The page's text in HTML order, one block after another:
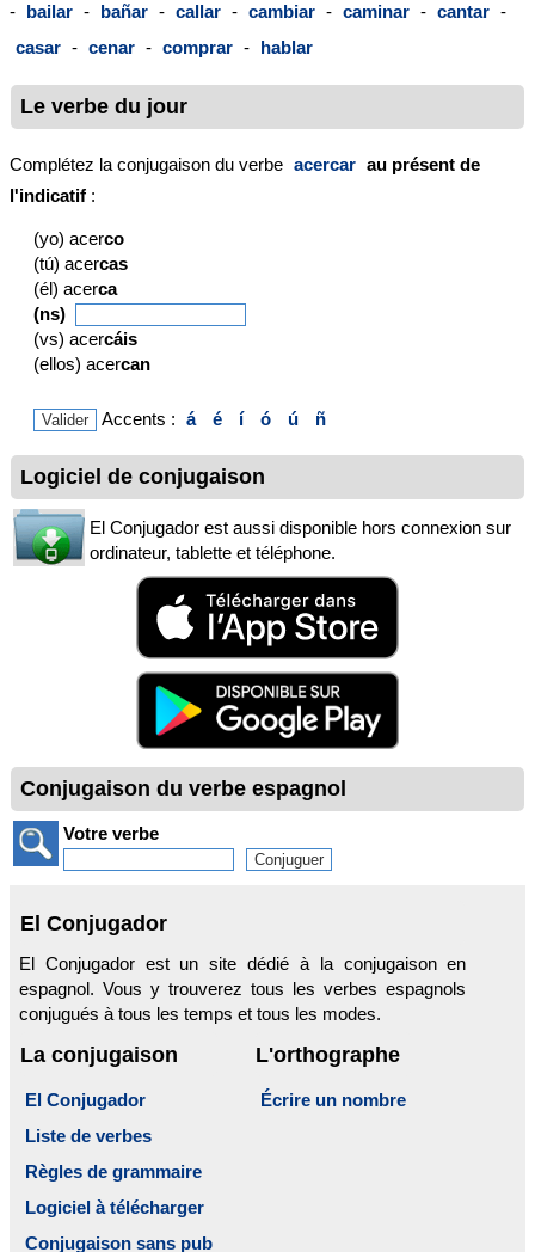
- bailar - bañar - callar - cambiar - caminar - cantar -
casar - cenar - comprar - hablar
Le verbe du jour
Complétez la conjugaison du verbe acercar au présent de
l'indicatif :
(yo) acerco
(tú) acercas
(él) acerca
(ns)
(vs) acercáis
(ellos) acercan
Accents : á é í ó ú ñ
Logiciel de conjugaison
El Conjugador est aussi disponible hors connexion sur
ordinateur, tablette et téléphone.
Conjugaison du verbe espagnol
Votre verbe
El Conjugador
El Conjugador est un site dédié à la conjugaison en
espagnol. Vous y trouverez tous les verbes espagnols
conjugués à tous les temps et tous les modes.
La conjugaison
El Conjugador
Liste de verbes
Règles de grammaire
Logiciel à télécharger
Conjugaison sans pub
L'orthographe
Écrire un nombre